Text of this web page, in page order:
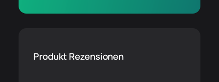
Produkt Rezensionen